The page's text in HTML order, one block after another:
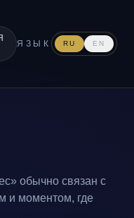
ЯЗЫК RU EN
обычно связан с
и моментом, где